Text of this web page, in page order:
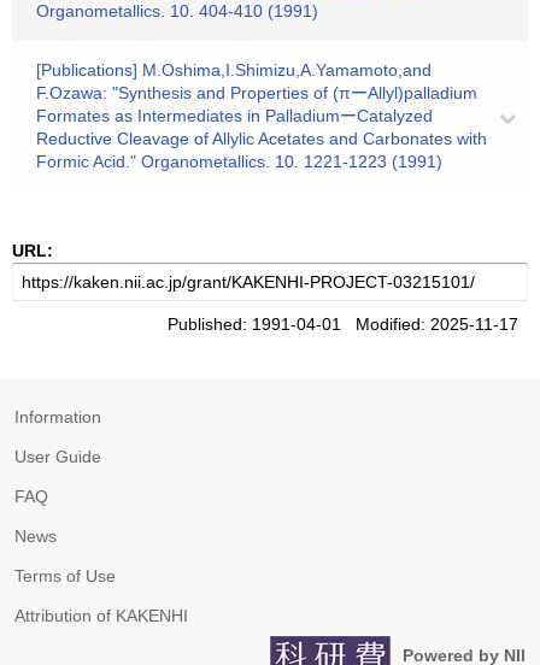
Organometallics. 10. 404-410 (1991)
[Publications] M.Oshima,I.Shimizu,A.Yamamoto,and
F.Ozawa: "Synthesis and Properties of (πーAllyl)palladium
Formates as Intermediates in PalladiumーCatalyzed
Reductive Cleavage of Allylic Acetates and Carbonates with
Formic Acid." Organometallics. 10. 1221-1223 (1991)
URL:
Published: 1991-04-01 Modified: 2025-11-17
Information
User Guide
FAQ
News
Terms of Use
Attribution of KAKENHI
Powered by NII